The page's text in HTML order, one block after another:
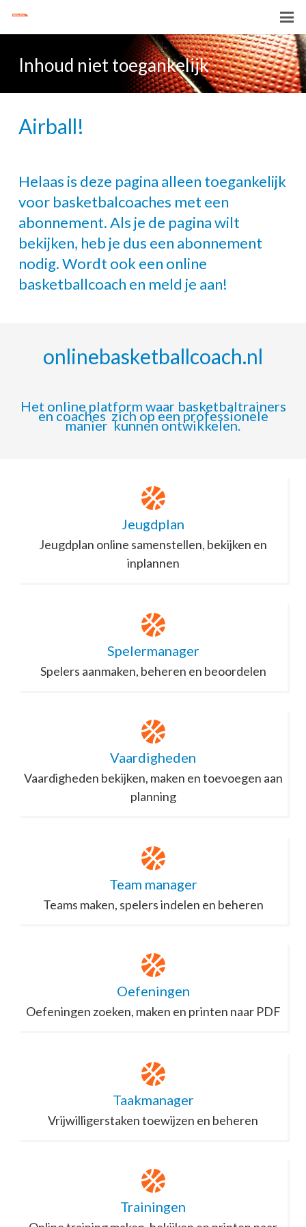
Inhoud niet toegankelijk
Airball!
Helaas is deze pagina alleen toegankelijk
voor basketbalcoaches met een
abonnement. Als je de pagina wilt
bekijken, heb je dus een abonnement
nodig. Wordt ook een online
basketballcoach en meld je aan!
onlinebasketballcoach.nl
Het online platform waar basketbaltrainers
en coaches zich op een professionele
manier kunnen ontwikkelen.
Jeugdplan
Jeugdplan online samenstellen, bekijken en
inplannen
Spelermanager
Spelers aanmaken, beheren en beoordelen
Vaardigheden
Vaardigheden bekijken, maken en toevoegen aan
planning
Team manager
Teams maken, spelers indelen en beheren
Oefeningen
Oefeningen zoeken, maken en printen naar PDF
Taakmanager
Vrijwilligerstaken toewijzen en beheren
Trainingen